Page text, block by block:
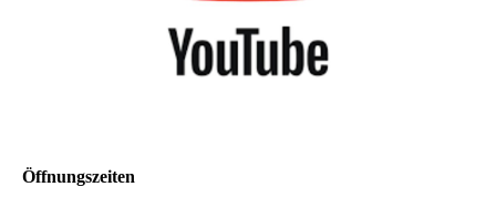
Öffnungszeiten